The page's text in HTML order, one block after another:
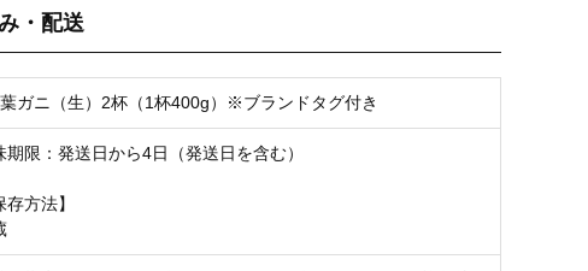
・配送
ガニ（生）2杯（1杯400g）※ブランドタグ付き
期限：発送日から4日（発送日を含む）
存方法】